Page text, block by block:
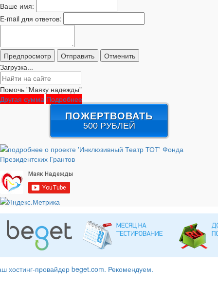
Ваше имя:
E-mail для ответов:
Загрузка...
Помочь "Маяку надежды"
Другая сумма Подробнее
ПОЖЕРТВОВАТЬ
500 РУБЛЕЙ
хостинг-провайдер beget.com. Рекомендуем.